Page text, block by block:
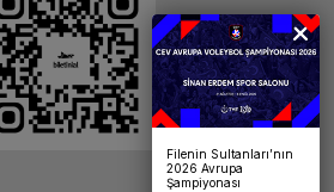
Filenin Sultanları’nın
2026 Avrupa
Şampiyonası